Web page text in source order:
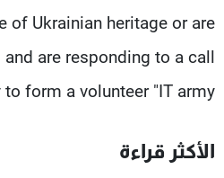
of Ukrainian heritage or are
are responding to a call
to form a volunteer "IT army".
الأكثر قراءة